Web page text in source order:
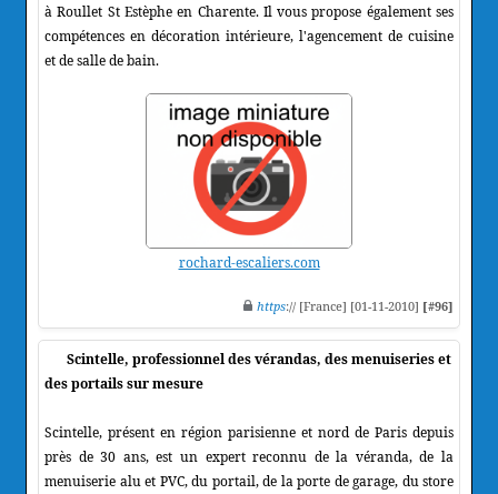
à Roullet St Estèphe en Charente. Il vous propose également ses
compétences en décoration intérieure, l'agencement de cuisine
et de salle de bain.
rochard-escaliers.com
https:// [France] [01-11-2010] [#96]
Scintelle, professionnel des vérandas, des menuiseries et
des portails sur mesure
Scintelle, présent en région parisienne et nord de Paris depuis
près de 30 ans, est un expert reconnu de la véranda, de la
menuiserie alu et PVC, du portail, de la porte de garage, du store